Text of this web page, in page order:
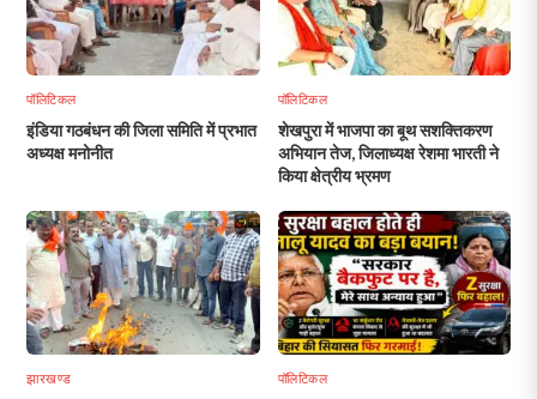
पॉलिटिकल
इंडिया गठबंधन की जिला समिति में प्रभात
अध्यक्ष मनोनीत
पॉलिटिकल
शेखपुरा में भाजपा का बूथ सशक्तिकरण
अभियान तेज, जिलाध्यक्ष रेशमा भारती ने
किया क्षेत्रीय भ्रमण
झारखण्ड पॉलिटिकल